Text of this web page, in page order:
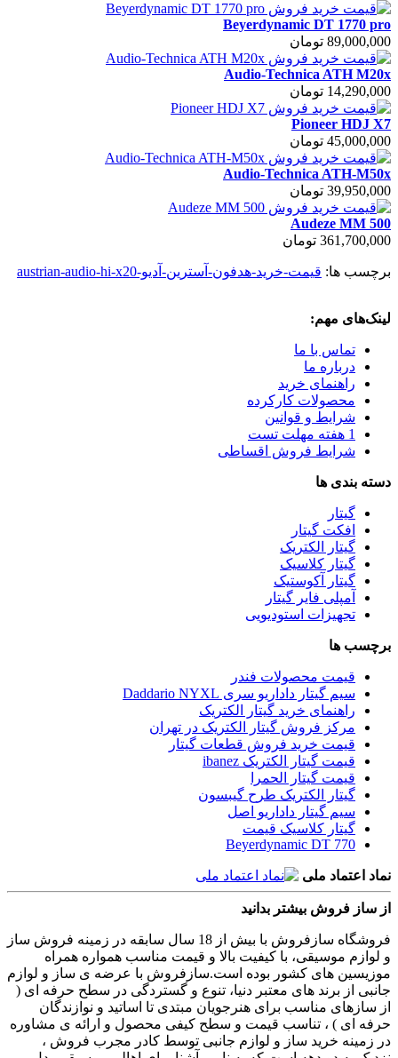
Beyerdynamic DT 1770 pro
89,000,000 تومان
Audio-Technica ATH M20x
14,290,000 تومان
Pioneer HDJ X7
45,000,000 تومان
Audio-Technica ATH-M50x
39,950,000 تومان
Audeze MM 500
361,700,000 تومان
برچسب ها: قیمت-خرید-هدفون-آسترین-آدیو-austrian-audio-hi-x20
لینک‌های مهم:
تماس با ما
درباره ما
راهنمای خرید
محصولات کارکرده
شرایط و قوانین
1 هفته مهلت تست
شرایط فروش اقساطی
دسته بندی ها
گیتار
افکت گیتار
گیتار الکتریک
گیتار کلاسیک
گیتار آکوستیک
آمپلی فایر گیتار
تجهیزات استودیویی
برچسب ها
قیمت محصولات فندر
سیم گیتار داداریو سری Daddario NYXL
راهنمای خرید گیتار الکتریک
مرکز فروش گیتار الکتریک در تهران
قیمت خرید فروش قطعات گیتار
قیمت گیتار الکتریک ibanez
قیمت گیتار الحمرا
گیتار الکتریک طرح گیبسون
سیم گیتار داداریو اصل
گیتار کلاسیک قیمت
Beyerdynamic DT 770
نماد اعتماد ملی
از ساز فروش بیشتر بدانید
فروشگاه سازفروش با بیش از 18 سال سابقه در زمینه فروش ساز
و لوازم موسیقی، با کیفیت بالا و قیمت مناسب همواره همراه
موزیسین های کشور بوده است.سازفروش با عرضه ی ساز و لوازم
جانبی از برند های معتبر دنیا، تنوع و گستردگی در سطح حرفه ای (
از سازهای مناسب برای هنرجویان مبتدی تا اساتید و نوازندگان
حرفه ای ) ، تناسب قیمت و سطح کیفی محصول و ارائه ی مشاوره
در زمینه خرید ساز و لوازم جانبی توسط کادر مجرب فروش ،